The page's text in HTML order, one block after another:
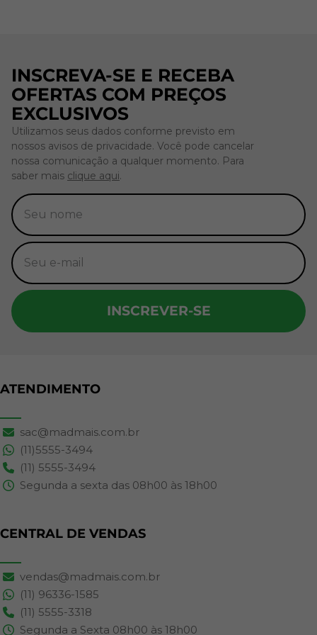
INSCREVA-SE E RECEBA
OFERTAS COM PREÇOS
EXCLUSIVOS
Utilizamos seus dados conforme previsto em
nossos avisos de privacidade. Você pode cancelar
nossa comunicação a qualquer momento. Para
saber mais clique aqui.
INSCREVER-SE
ATENDIMENTO
sac@madmais.com.br
(11)5555-3494
(11) 5555-3494
Segunda a sexta das 08h00 às 18h00
CENTRAL DE VENDAS
vendas@madmais.com.br
(11) 96336-1585
(11) 5555-3318
Segunda a Sexta 08h00 às 18h00